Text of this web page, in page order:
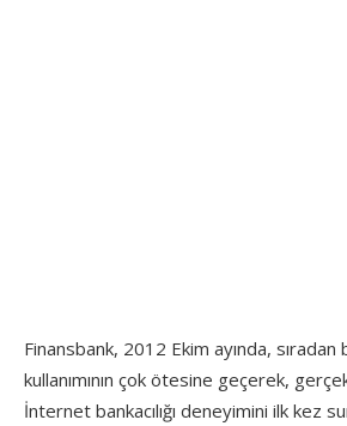
Finansbank, 2012 Ekim ayında,
kullanımının çok ötesine geçerek,
İnternet bankacılığı deneyimini ilk kez